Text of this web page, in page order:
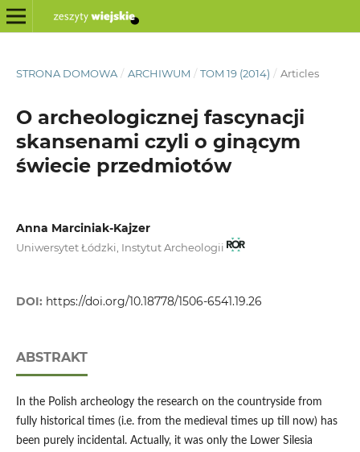
STRONA DOMOWA / ARCHIWUM / TOM 19 (2014) / Articles
O archeologicznej fascynacji
skansenami czyli o ginącym
świecie przedmiotów
Anna Marciniak-Kajzer
Uniwersytet Łódzki, Instytut Archeologii
DOI: https://doi.org/10.18778/1506-6541.19.26
ABSTRAKT
In the Polish archeology the research on the countryside from
fully historical times (i.e. from the medieval times up till now) has
been purely incidental. Actually, it was only the Lower Silesia